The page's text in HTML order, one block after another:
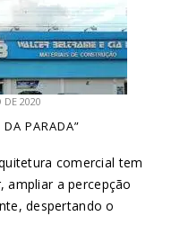
DE 2020
PARADA”
comercial tem
ampliar a percepção
despertando o